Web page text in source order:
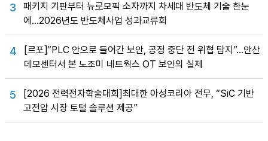
3
패키지 기판부터 뉴로모픽 소자까지 차세대 반도체 기술 한눈
에…2026년도 반도체사업 성과교류회
4
[르포]“PLC 안으로 들어간 보안, 공정 중단 전 위협 탐지”…안산
데모센터서 본 노조미 네트웍스 OT 보안의 실제
5
[2026 전력전자학술대회]최대한 아성코리아 전무, “SiC 기반
고전압 시장 토털 솔루션 제공”